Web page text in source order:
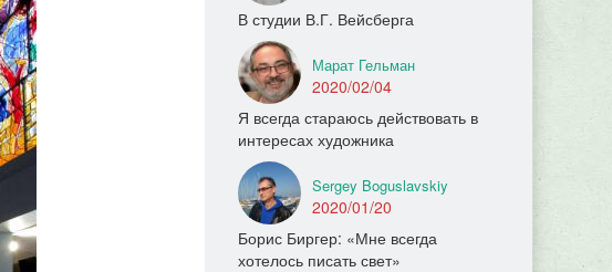
В студии В.Г. Вейсберга
Марат Гельман
2020/02/04
Я всегда стараюсь действовать в
интересах художника
Sergey Boguslavskiy
2020/01/20
Борис Биргер: «Мне всегда
хотелось писать свет»